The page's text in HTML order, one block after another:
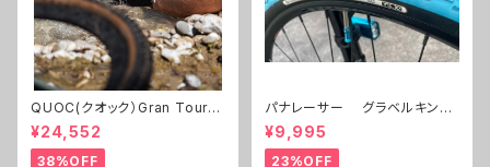
QUOC(クオック）Gran Tourer
Ⅱ
¥24,552
38%OFF
パナレーサー グラベルキング
700C 32c,38c 限定色 ２本セ
ット
¥9,995
23%OFF